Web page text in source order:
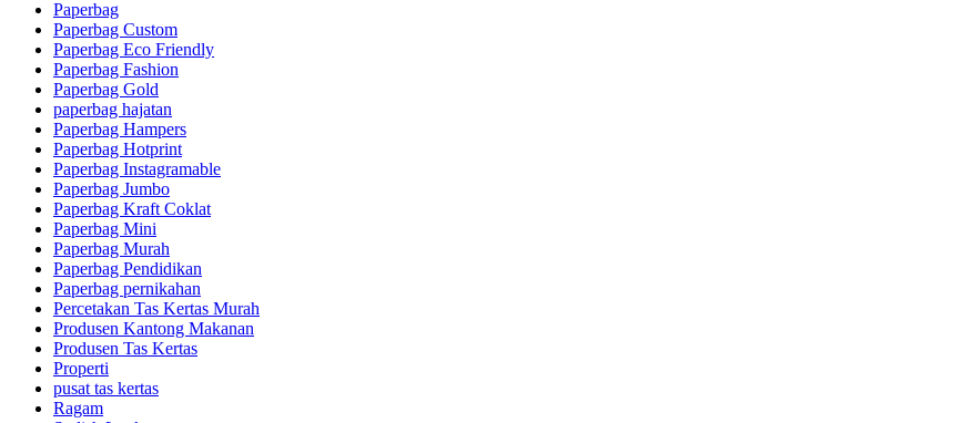
Paperbag
Paperbag Custom
Paperbag Eco Friendly
Paperbag Fashion
Paperbag Gold
paperbag hajatan
Paperbag Hampers
Paperbag Hotprint
Paperbag Instagramable
Paperbag Jumbo
Paperbag Kraft Coklat
Paperbag Mini
Paperbag Murah
Paperbag Pendidikan
Paperbag pernikahan
Percetakan Tas Kertas Murah
Produsen Kantong Makanan
Produsen Tas Kertas
Properti
pusat tas kertas
Ragam